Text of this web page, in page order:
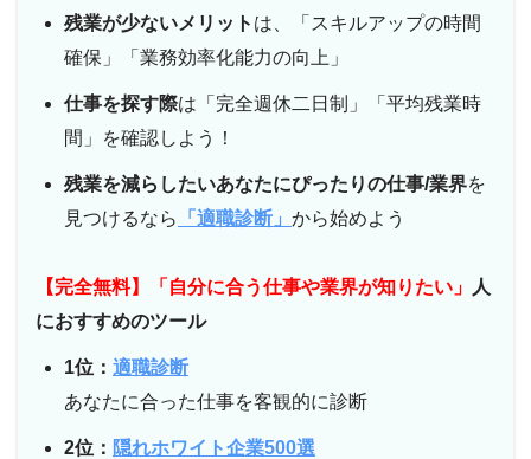
残業が少ないメリット は、「スキルアップの時間
確保」「業務効率化能力の向上」
仕事を探す際は「完全週休二日制」「平均残業時
間」を確認しよう！
残業を減らしたいあなたにぴったりの仕事/業界を
見つけるなら
「適職診断」 から始めよう
【完全無料】「自分に合う仕事や業界が知りたい」
人
におすすめのツール
1位： 適職診断
あなたに合った仕事を客観的に診断
2位： 隠れホワイト企業500選